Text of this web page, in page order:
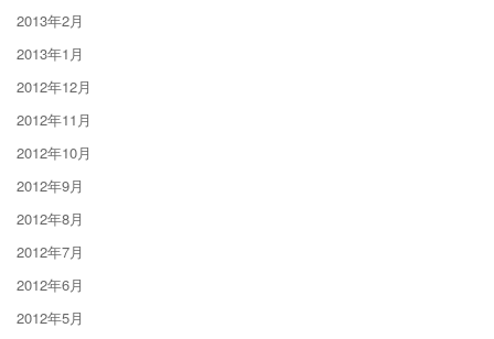
2013年2月
2013年1月
2012年12月
2012年11月
2012年10月
2012年9月
2012年8月
2012年7月
2012年6月
2012年5月